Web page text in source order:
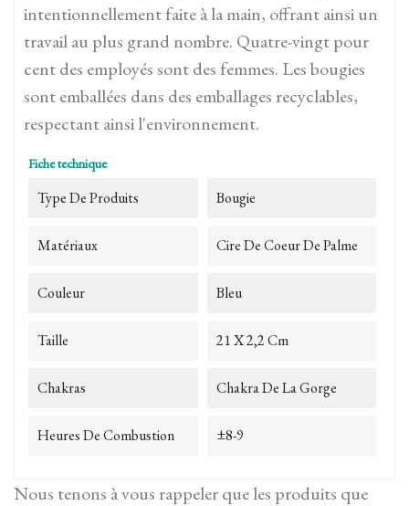
intentionnellement faite à la main, offrant ainsi un
travail au plus grand nombre. Quatre-vingt pour
cent des employés sont des femmes. Les bougies
sont emballées dans des emballages recyclables,
respectant ainsi l'environnement.
Fiche technique
Type De Produits Bougie
Matériaux Cire De Coeur De Palme
Couleur Bleu
Taille 21 X 2,2 Cm
Chakras Chakra De La Gorge
Heures De Combustion ±8-9
Nous tenons à vous rappeler que les produits que